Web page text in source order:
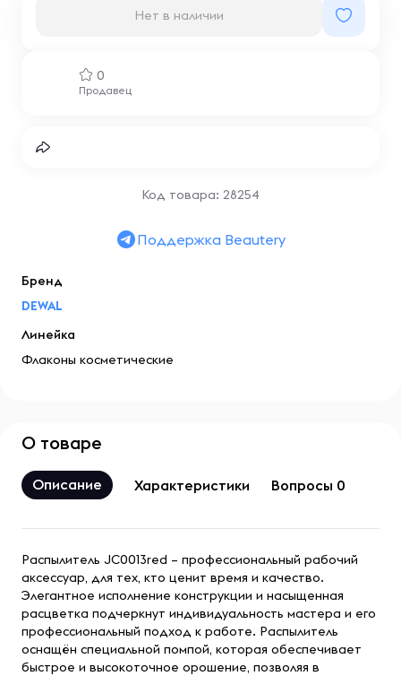
0
Продавец
Нет в наличии
Код товара: 28254
Поддержка Beautery
Бренд
DEWAL
Линейка
Флаконы косметические
О товаре
Описание Характеристики Вопросы 0
Распылитель JC0013red – профессиональный рабочий
аксессуар, для тех, кто ценит время и качество.
Элегантное исполнение конструкции и насыщенная
расцветка подчеркнут индивидуальность мастера и его
профессиональный подход к работе. Распылитель
оснащён специальной помпой, которая обеспечивает
быстрое и высокоточное орошение, позволяя в